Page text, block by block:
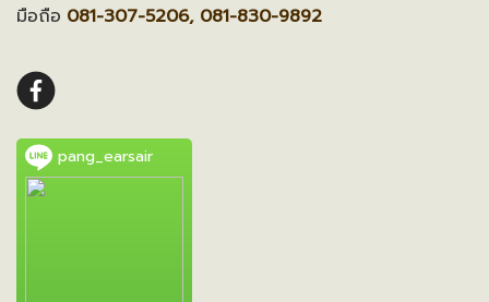
มือถือ 081-307-5206, 081-830-9892
pang_earsair